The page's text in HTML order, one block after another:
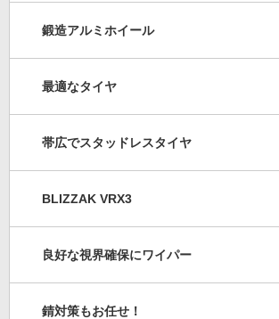
鍛造アルミホイール
最適なタイヤ
帯広でスタッドレスタイヤ
BLIZZAK VRX3
良好な視界確保にワイパー
錆対策もお任せ！